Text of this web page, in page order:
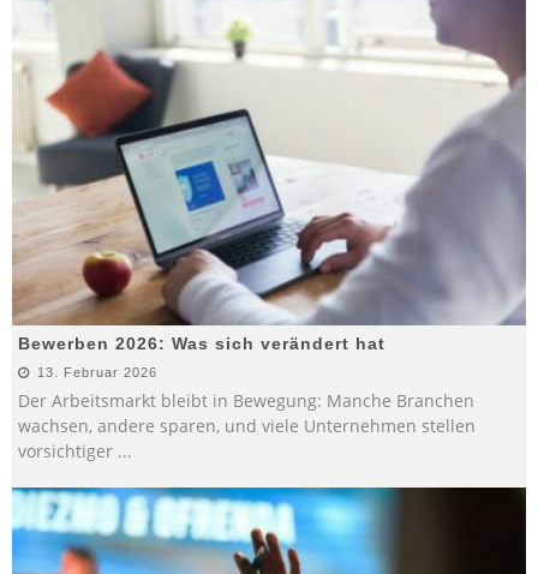
Bewerben 2026: Was sich verändert hat
13. Februar 2026
Der Arbeitsmarkt bleibt in Bewegung: Manche Branchen
wachsen, andere sparen, und viele Unternehmen stellen
vorsichtiger ...